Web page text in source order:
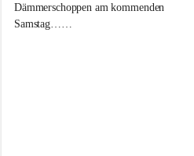
i
g
Dämmerschoppen am kommenden
Samstag……